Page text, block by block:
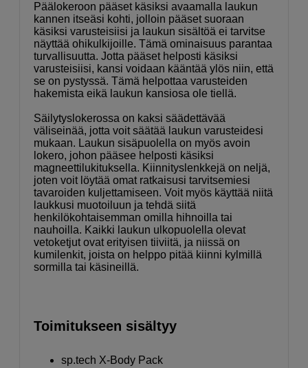
Päälokeroon pääset käsiksi avaamalla laukun
kannen itseäsi kohti, jolloin pääset suoraan
käsiksi varusteisiisi ja laukun sisältöä ei tarvitse
näyttää ohikulkijoille. Tämä ominaisuus parantaa
turvallisuutta. Jotta pääset helposti käsiksi
varusteisiisi, kansi voidaan kääntää ylös niin, että
se on pystyssä. Tämä helpottaa varusteiden
hakemista eikä laukun kansiosa ole tiellä.
Säilytyslokerossa on kaksi säädettävää
väliseinää, jotta voit säätää laukun varusteidesi
mukaan. Laukun sisäpuolella on myös avoin
lokero, johon pääsee helposti käsiksi
magneettilukituksella. Kiinnityslenkkejä on neljä,
joten voit löytää omat ratkaisusi tarvitsemiesi
tavaroiden kuljettamiseen. Voit myös käyttää niitä
laukkusi muotoiluun ja tehdä siitä
henkilökohtaisemman omilla hihnoilla tai
nauhoilla. Kaikki laukun ulkopuolella olevat
vetoketjut ovat erityisen tiiviitä, ja niissä on
kumilenkit, joista on helppo pitää kiinni kylmillä
sormilla tai käsineillä.
Toimitukseen sisältyy
sp.tech X-Body Pack